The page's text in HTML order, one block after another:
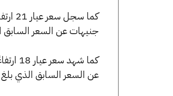
جنيهات عن السعر السابق الذي كان 7035 جنيهًا للبيع
عن السعر السابق الذي بلغ 6030 جنيهًا للبيع و5985 جنيهًا للشراء.